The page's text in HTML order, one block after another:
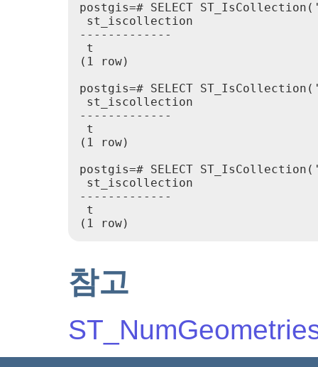
postgis=# SELECT
st_iscollection
-------------
t
(1 row)
postgis=# SELECT
st_iscollection
-------------
t
(1 row)
postgis=# SELECT
st_iscollection
-------------
t
(1 row)
참고